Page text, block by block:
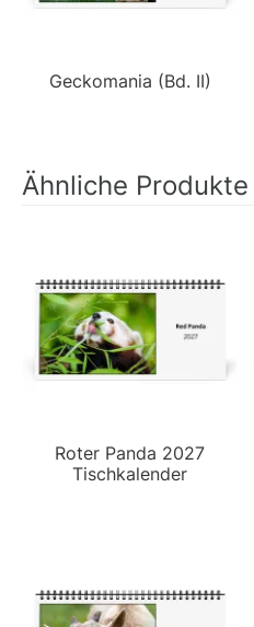
Geckomania (Bd. II)
Ähnliche Produkte
Roter Panda 2027
Tischkalender